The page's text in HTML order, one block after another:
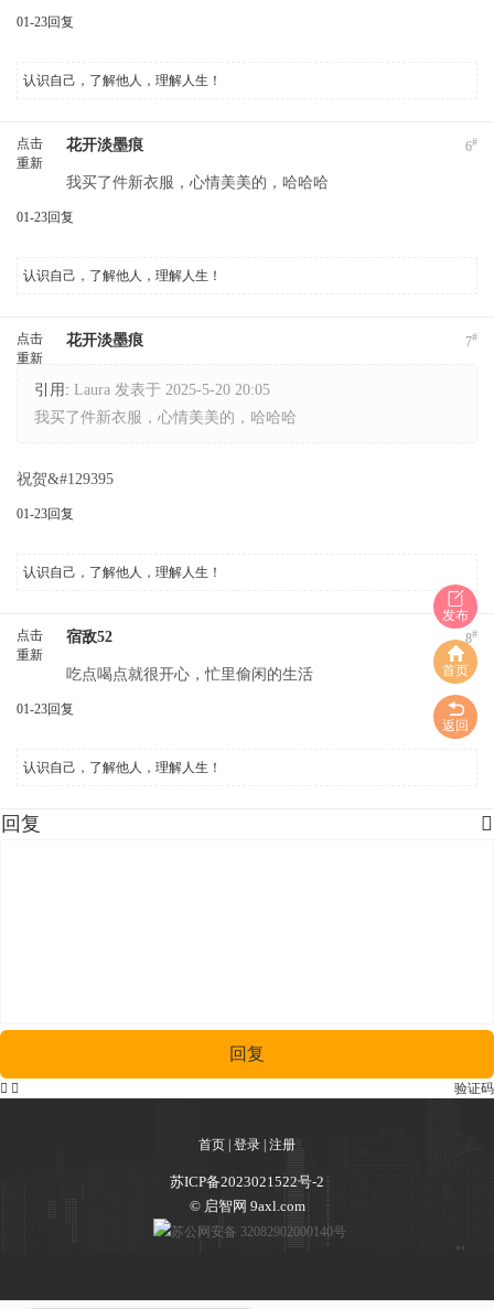
01-23回复
认识自己，了解他人，理解人生！
点击
重新
6#
花开淡墨痕
我买了件新衣服，心情美美的，哈哈哈
01-23回复
认识自己，了解他人，理解人生！
点击
重新
7#
花开淡墨痕
引用: Laura 发表于 2025-5-20 20:05
我买了件新衣服，心情美美的，哈哈哈
祝贺&#129395
01-23回复
认识自己，了解他人，理解人生！
点击
重新
8#
宿敌52
吃点喝点就很开心，忙里偷闲的生活
01-23回复
认识自己，了解他人，理解人生！
发布
首页
返回

回复
回复
验证码
 
首页 登录 注册
苏ICP备2023021522号-2
© 启智网 9axl.com
苏公网安备 32082902000140号